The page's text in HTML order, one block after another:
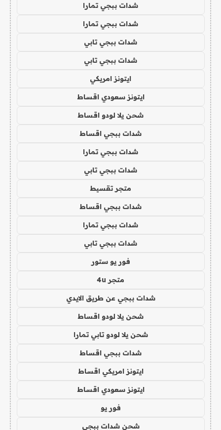
شدات ببجي تمارا
شدات ببجي تمارا
شدات ببجي تابي
شدات ببجي تابي
ايتونز امريكي
ايتونز سعودي اقساط
شحن يلا لودو اقساط
شدات ببجي اقساط
شدات ببجي تمارا
شدات ببجي تابي
متجر تقسيط
شدات ببجي اقساط
شدات ببجي تمارا
شدات ببجي تابي
فور يو ستور
متجر 4u
شدات ببجي عن طريق الايدي
شحن يلا لودو اقساط
شحن يلا لودو تابي تمارا
شدات ببجي اقساط
ايتونز امريكي اقساط
ايتونز سعودي اقساط
فور يو
شحن شدات ببجي